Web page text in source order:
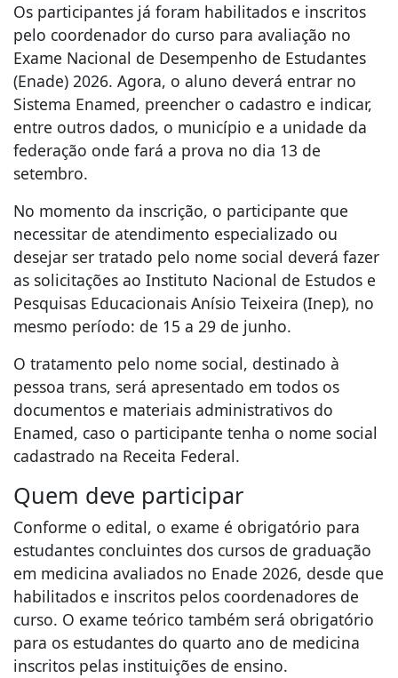
Os participantes já foram habilitados e inscritos
pelo coordenador do curso para avaliação no
Exame Nacional de Desempenho de Estudantes
(Enade) 2026. Agora, o aluno deverá entrar no
Sistema Enamed, preencher o cadastro e indicar,
entre outros dados, o município e a unidade da
federação onde fará a prova no dia 13 de
setembro.
No momento da inscrição, o participante que
necessitar de atendimento especializado ou
desejar ser tratado pelo nome social deverá fazer
as solicitações ao Instituto Nacional de Estudos e
Pesquisas Educacionais Anísio Teixeira (Inep), no
mesmo período: de 15 a 29 de junho.
O tratamento pelo nome social, destinado à
pessoa trans, será apresentado em todos os
documentos e materiais administrativos do
Enamed, caso o participante tenha o nome social
cadastrado na Receita Federal.
Quem deve participar
Conforme o edital, o exame é obrigatório para
estudantes concluintes dos cursos de graduação
em medicina avaliados no Enade 2026, desde que
habilitados e inscritos pelos coordenadores de
curso. O exame teórico também será obrigatório
para os estudantes do quarto ano de medicina
inscritos pelas instituições de ensino.